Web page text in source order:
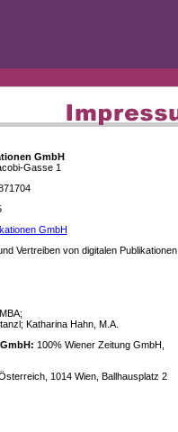
GmbH
Gasse 1
GmbH
Vertreiben von digitalen Publikationen
Katharina Hahn, M.A.
100% Wiener Zeitung GmbH,
1014 Wien, Ballhausplatz 2